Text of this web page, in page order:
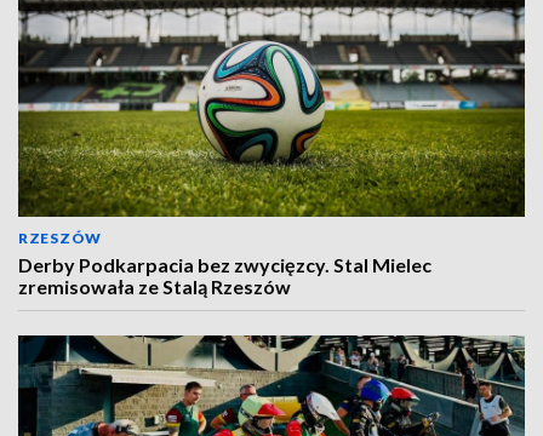
RZESZÓW
Derby Podkarpacia bez zwycięzcy. Stal Mielec
zremisowała ze Stalą Rzeszów